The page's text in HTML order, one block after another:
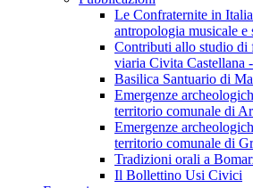
Le Confraternite in
antropologia musicale e
Contributi allo studio di
viaria Civita Castellana
Basilica Santuario di
Emergenze
territorio comunale di
Emergenze
territorio comunale di
Tradizioni orali a
Il Bollettino Usi Civici